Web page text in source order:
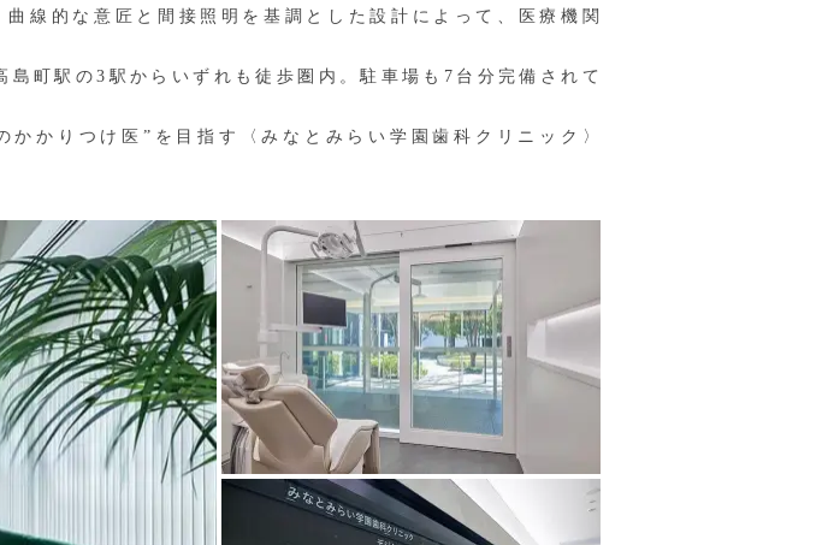
線的な意匠と間接照明を基調とした設計によって、医療機関
町駅の3駅からいずれも徒歩圏内。駐車場も7台分完備されて
かりつけ医”を目指す〈みなとみらい学園歯科クリニック〉